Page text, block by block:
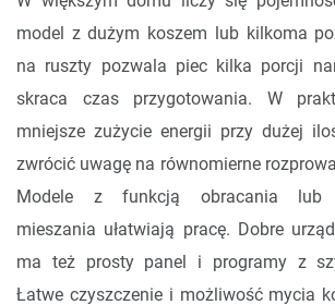
model z dużym koszem lub kilkoma
na ruszty pozwala piec kilka porcji
skraca czas przygotowania. W
mniejsze zużycie energii przy dużej
zwrócić uwagę na równomierne
Modele z funkcją obracania lub
mieszania ułatwiają pracę. Dobre
ma też prosty panel i programy z
Łatwe czyszczenie i możliwość mycia